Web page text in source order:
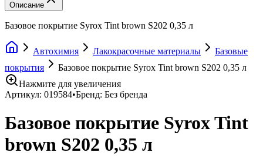
Описание
Базовое покрытие Syrox Tint brown S202 0,35 л
Автохимия Лакокрасочные материалы
Базовые
покрытия
Базовое покрытие Syrox Tint brown S202 0,35 л
Нажмите для увеличения
Артикул: 019584•Бренд: Без бренда
Базовое покрытие Syrox Tint
brown S202 0,35 л